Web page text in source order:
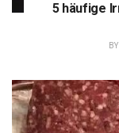
5 häufige
BY